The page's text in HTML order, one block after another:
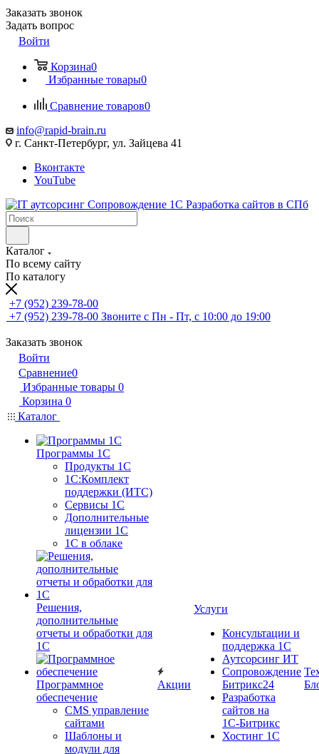
Заказать звонок
Задать вопрос
Войти
Корзина0
Избранные товары0
Сравнение товаров0
info@rapid-brain.ru
г. Санкт-Петербург, ул. Зайцева 41
Вконтакте
YouTube
Каталог
По всему сайту
По каталогу
+7 (952) 239-78-00
+7 (952) 239-78-00 Звоните с Пн - Пт, с 10:00 до 19:00
Заказать звонок
Войти
Сравнение0
Избранные товары 0
Корзина 0
Каталог
Программы 1С
Продукты 1С
1С:Комплект
поддержки (ИТС)
Сервисы 1С
Дополнительные
лицензии 1С
1С в облаке
Решения,
дополнительные
отчеты и обработки для
1С
Программное
обеспечение
CMS управление
сайтами
Шаблоны и
модули для
Акции
Услуги
Консультации и
поддержка 1C
Аутсорсинг ИТ
Сопровождение
Битрикс24
Разработка
сайтов на
1С‑Битрикс
Хостинг 1С